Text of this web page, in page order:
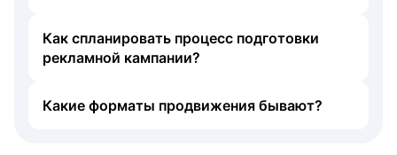
Как спланировать процесс подготовки
рекламной кампании?
Какие форматы продвижения бывают?